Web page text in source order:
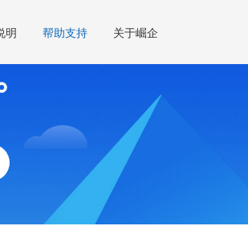
明 帮助支持 关于崛企